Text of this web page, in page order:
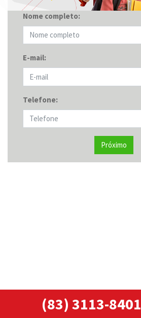
Nome completo:
E-mail:
Telefone:
Próximo
(83) 3113-8401